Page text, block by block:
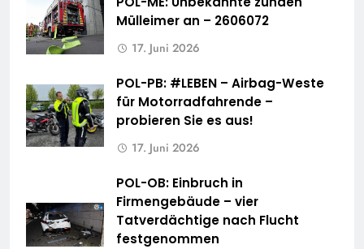
Mülleimer an – 2606072
17. Juni 2026
POL-PB: #LEBEN – Airbag-Weste
für Motorradfahrende –
probieren Sie es aus!
17. Juni 2026
POL-OB: Einbruch in
Firmengebäude – vier
Tatverdächtige nach Flucht
festgenommen